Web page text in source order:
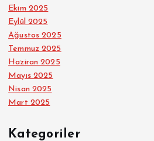
Ekim 2025
Eylül 2025
Ağustos 2025
Temmuz 2025
Haziran 2025
Mayıs 2025
Nisan 2025
Mart 2025
Kategoriler